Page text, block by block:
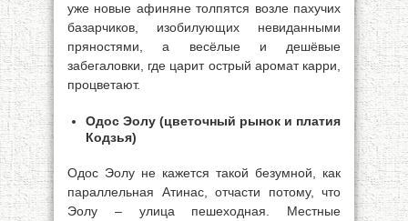
уже новые афиняне толпятся возле пахучих
базарчиков, изобилующих невиданными
пряностями, а весёлые и дешёвые
забегаловки, где царит острый аромат карри,
процветают.
Одос Эолу (цветочный рынок и платия
Кодзья)
Одос Эолу не кажется такой безумной, как
параллельная Атинас, отчасти потому, что
Эолу – улица пешеходная. Местные